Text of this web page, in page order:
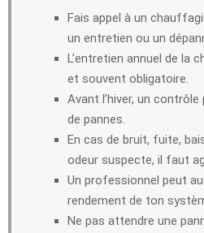
Fais appel à un
un entretien ou un
L’entretien annuel de la
et souvent obligatoire.
Avant l’hiver, un
de pannes.
En cas de bruit, fuite,
odeur suspecte, il faut
Un professionnel peut
rendement de ton
Ne pas attendre une